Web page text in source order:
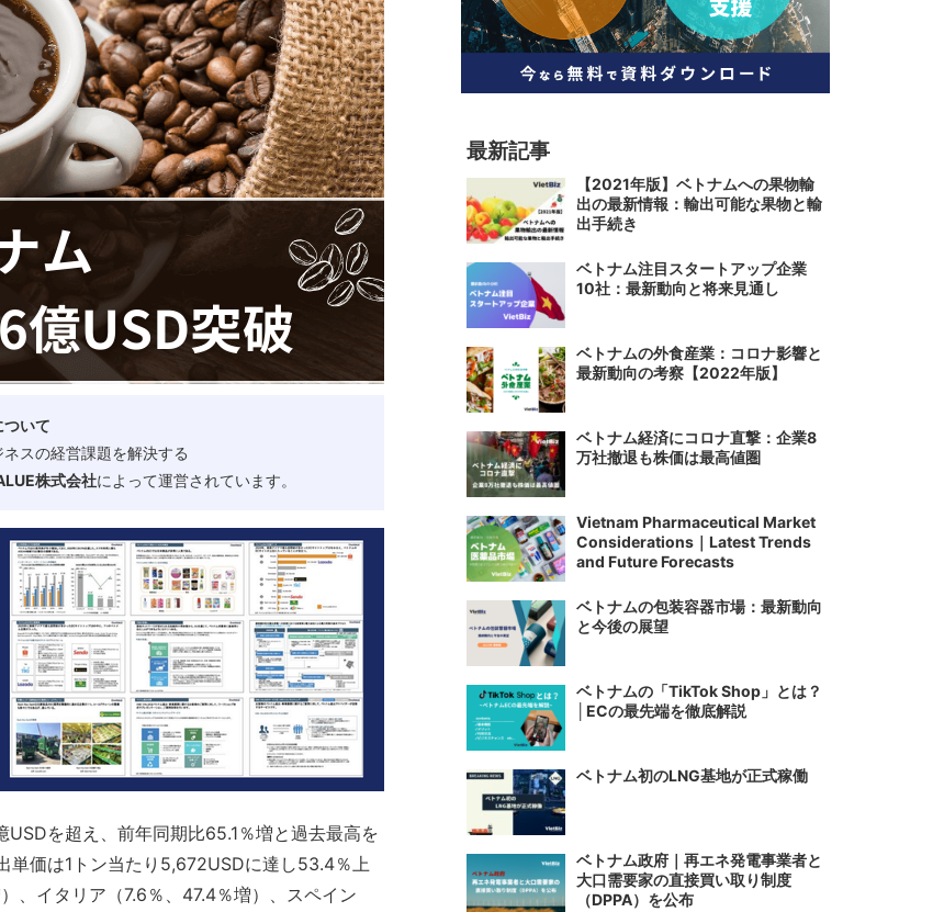
ベトナム企業
ベトナム企業動向
スタートアップ企業
ベトナム人材
特定技能
高度人材・エンジニア
ベトナム一般概況
ベトナムでの生活
文化・社会
政治
いて
スの経営課題を解決する
株式会社によって運営されています。
を超え、前年同期比65.1％増と過去最高を
単価は1トン当たり5,672USDに達し53.4％上
、イタリア（7.6％、47.4％増）、スペイン
最新記事
【2021年版】ベトナムへの果物輸
出の最新情報：輸出可能な果物と輸
出手続き
ベトナム注目スタートアップ企業
10社：最新動向と将来見通し
ベトナムの外食産業：コロナ影響と
最新動向の考察【2022年版】
ベトナム経済にコロナ直撃：企業8
万社撤退も株価は最高値圏
Vietnam Pharmaceutical Market
Considerations｜Latest Trends
and Future Forecasts
ベトナムの包装容器市場：最新動向
と今後の展望
ベトナムの「TikTok Shop」とは？
│ECの最先端を徹底解説
ベトナム初のLNG基地が正式稼働
ベトナム政府｜再エネ発電事業者と
大口需要家の直接買い取り制度
（DPPA）を公布